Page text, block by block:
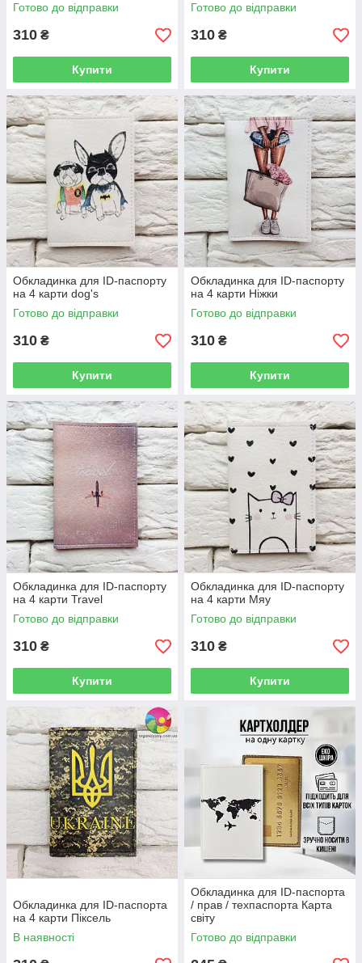
Готово до відправки
310 ₴
Купити
Готово до відправки
310 ₴
Купити
Обкладинка для ID-паспорту
на 4 карти dog's
Готово до відправки
310 ₴
Купити
Обкладинка для ID-паспорту
на 4 карти Ніжки
Готово до відправки
310 ₴
Купити
Обкладинка для ID-паспорту
на 4 карти Travel
Готово до відправки
310 ₴
Купити
Обкладинка для ID-паспорту
на 4 карти Мяу
Готово до відправки
310 ₴
Купити
Обкладинка для ID-паспорта
на 4 карти Піксель
В наявності
Обкладинка для ID-паспорта
/ прав / техпаспорта Карта
світу
Готово до відправки